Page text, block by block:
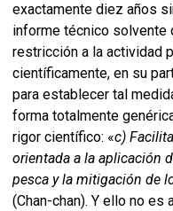
exactamente diez años
informe técnico solvente
restricción a la actividad
científicamente, en su
para establecer tal
forma totalmente
rigor científico: «c)
orientada a la aplicación
pesca y la mitigación de
(Chan-chan). Y ello no